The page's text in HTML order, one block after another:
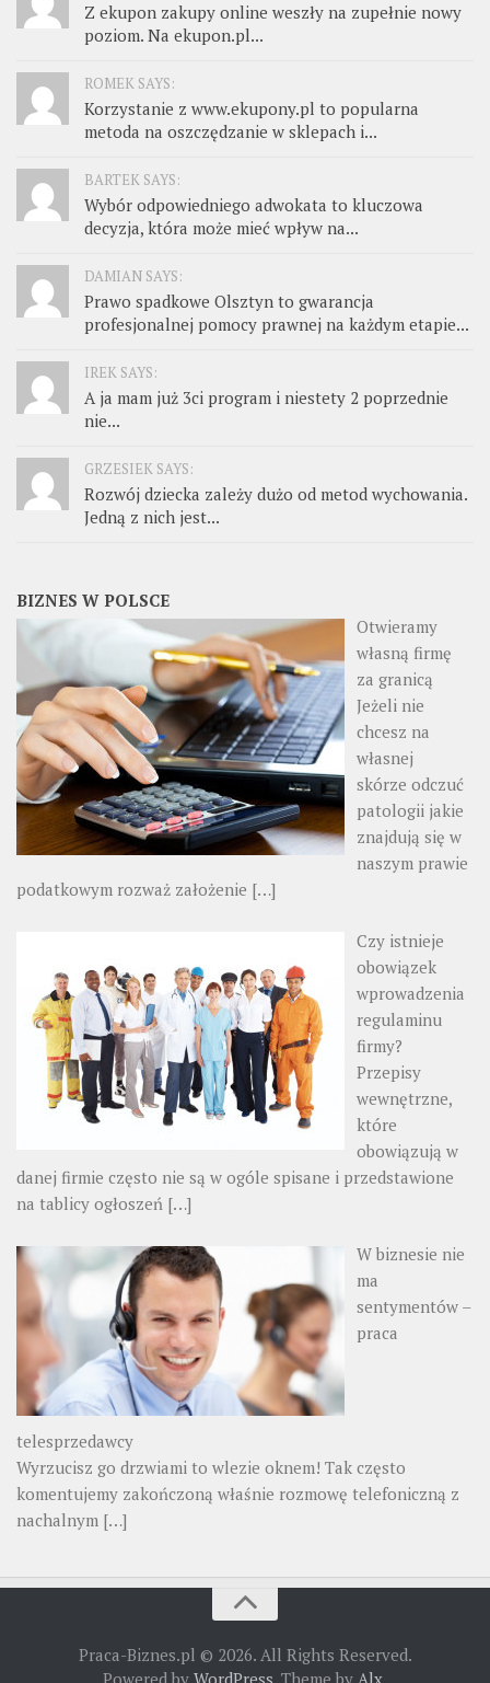
Z ekupon zakupy online weszły na zupełnie nowy
poziom. Na ekupon.pl...
ROMEK SAYS:
Korzystanie z www.ekupony.pl to popularna
metoda na oszczędzanie w sklepach i...
BARTEK SAYS:
Wybór odpowiedniego adwokata to kluczowa
decyzja, która może mieć wpływ na...
DAMIAN SAYS:
Prawo spadkowe Olsztyn to gwarancja
profesjonalnej pomocy prawnej na każdym etapie...
IREK SAYS:
A ja mam już 3ci program i niestety 2 poprzednie
nie...
GRZESIEK SAYS:
Rozwój dziecka zależy dużo od metod wychowania.
Jedną z nich jest...
BIZNES W POLSCE
Otwieramy
własną firmę
za granicą
Jeżeli nie
chcesz na
własnej
skórze odczuć
patologii jakie
znajdują się w
naszym prawie
podatkowym rozważ założenie […]
Czy istnieje
obowiązek
wprowadzenia
regulaminu
firmy?
Przepisy
wewnętrzne,
które
obowiązują w
danej firmie często nie są w ogóle spisane i przedstawione
na tablicy ogłoszeń […]
W biznesie nie
ma
sentymentów –
praca
telesprzedawcy
Wyrzucisz go drzwiami to wlezie oknem! Tak często
komentujemy zakończoną właśnie rozmowę telefoniczną z
nachalnym […]
Praca-Biznes.pl © 2026. All Rights Reserved.
Powered by WordPress . Theme by Alx